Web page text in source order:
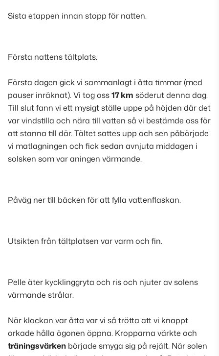
Sista etappen innan stopp för natten.
Första nattens tältplats.
Första dagen gick vi sammanlagt i åtta timmar (med
pauser inräknat). Vi tog oss17 km söderut denna dag.
Till slut fann vi ett mysigt ställe uppe på höjden där det
var vindstilla och nära till vatten så vi bestämde oss för
att stanna till där. Tältet sattes upp och sen påbörjade
vi matlagningen och fick sedan avnjuta middagen i
solsken som var aningen värmande.
Påväg ner till bäcken för att fylla vattenflaskan.
Utsikten från tältplatsen var varm och fin.
Pelle äter kycklinggryta och ris och njuter av solens
värmande strålar.
När klockan var åtta var vi så trötta att vi knappt
orkade hålla ögonen öppna. Kropparna värkte och
träningsvärken började smyga sig på rejält. När solen